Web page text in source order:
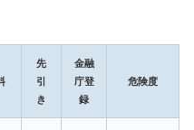
先
引
き
金融
庁登
録
危険度